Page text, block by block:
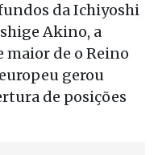
da Ichiyoshi
Akino, a
de o Reino
gerou
de posições